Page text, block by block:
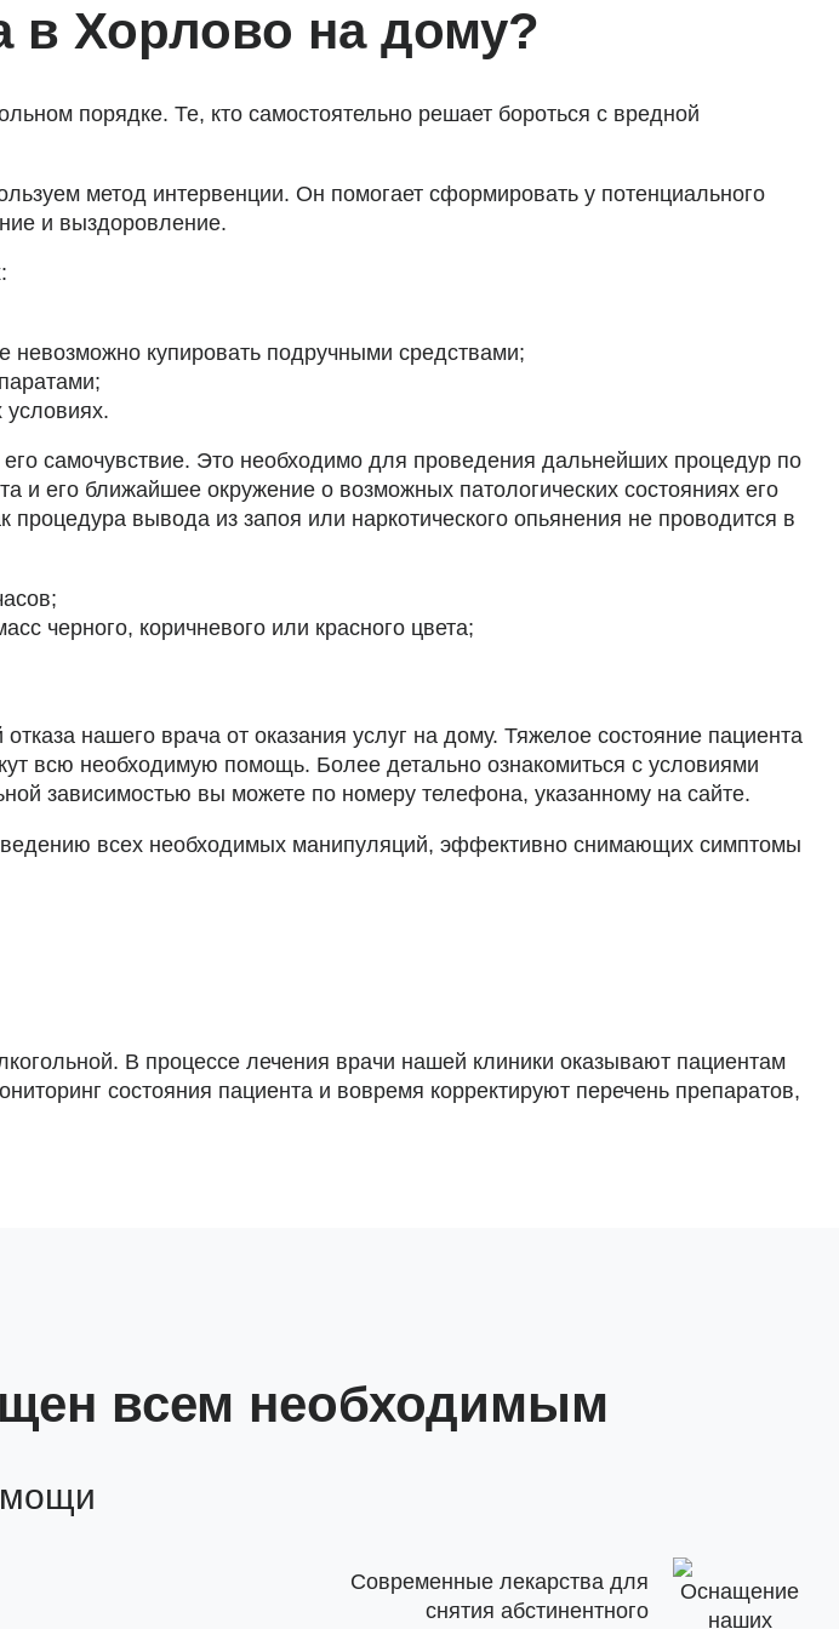
в Хорлово на дому?
порядке. Те, кто самостоятельно решает бороться с вредной
метод интервенции. Он помогает сформировать у потенциального
и выздоровление.
невозможно купировать подручными средствами;
самочувствие. Это необходимо для проведения дальнейших процедур по
и его ближайшее окружение о возможных патологических состояниях его
вывода из запоя или наркотического опьянения не проводится в
черного, коричневого или красного цвета;
нашего врача от оказания услуг на дому. Тяжелое состояние пациента
всю необходимую помощь. Более детально ознакомиться с условиями
зависимостью вы можете по номеру телефона, указанному на сайте.
всех необходимых манипуляций, эффективно снимающих симптомы
В процессе лечения врачи нашей клиники оказывают пациентам
состояния пациента и вовремя корректируют перечень препаратов,
всем необходимым
Современные лекарства для
снятия абстинентного